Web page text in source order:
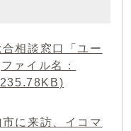
相談窓口「ユー
ァイル名：
に来訪、イコマ